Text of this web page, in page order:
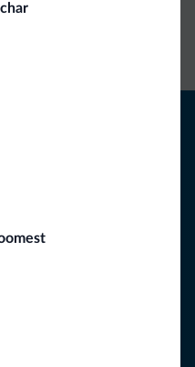
Dolomiti
e news per la tua